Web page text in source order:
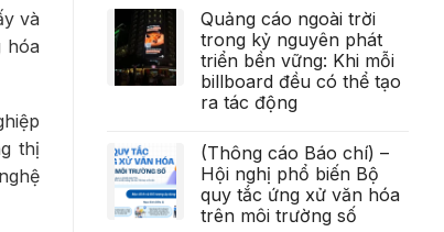
và
hóa
thị
Quảng cáo ngoài trời
trong kỷ nguyên phát
triển bền vững: Khi mỗi
billboard đều có thể tạo
ra tác động
(Thông cáo Báo chí) –
Hội nghị phổ biến Bộ
quy tắc ứng xử văn hóa
trên môi trường số